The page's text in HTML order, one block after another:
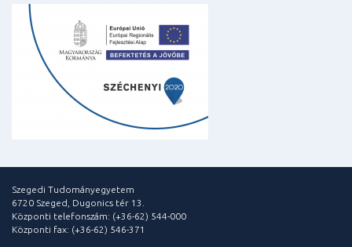
Szegedi Tudományegyetem
6720 Szeged, Dugonics tér 13.
Központi telefonszám: (+36-62) 544-000
Központi fax: (+36-62) 546-371